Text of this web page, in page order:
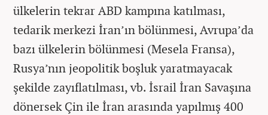
ülkelerin tekrar ABD kampına katılması,
tedarik merkezi İran’ın bölünmesi, Avrupa’da
bazı ülkelerin bölünmesi (Mesela Fransa),
Rusya’nın jeopolitik boşluk yaratmayacak
şekilde zayıflatılması, vb. İsrail İran Savaşına
dönersek Çin ile İran arasında yapılmış 400